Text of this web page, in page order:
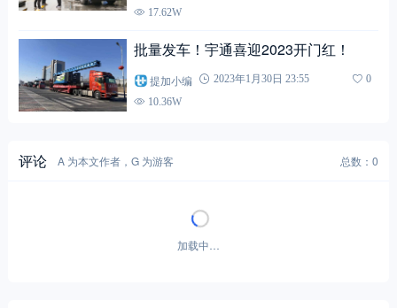
17.62W
批量发车！宇通喜迎2023开门红！
提加小编 2023年1月30日 23:55
0
10.36W
评论 A 为本文作者，G 为游客 总数：0
加载中…